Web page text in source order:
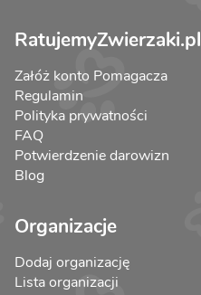
RatujemyZwierzaki.pl
Załóż konto Pomagacza
Regulamin
Polityka prywatności
FAQ
Potwierdzenie darowizn
Blog
Organizacje
Dodaj organizację
Lista organizacji